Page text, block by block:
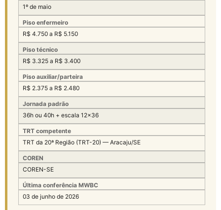
1º de maio
Piso enfermeiro
R$ 4.750 a R$ 5.150
Piso técnico
R$ 3.325 a R$ 3.400
Piso auxiliar/parteira
R$ 2.375 a R$ 2.480
Jornada padrão
36h ou 40h + escala 12×36
TRT competente
TRT da 20ª Região (TRT-20) — Aracaju/SE
COREN
COREN-SE
Última conferência MWBC
03 de junho de 2026